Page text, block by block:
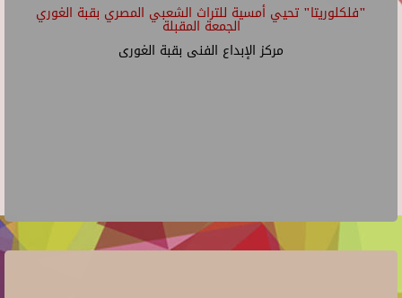
"فلكلوريتا" تحيي أمسية للتراث الشعبي المصري بقبة الغوري
الجمعة المقبلة
مركز الإبداع الفنى بقبة الغورى